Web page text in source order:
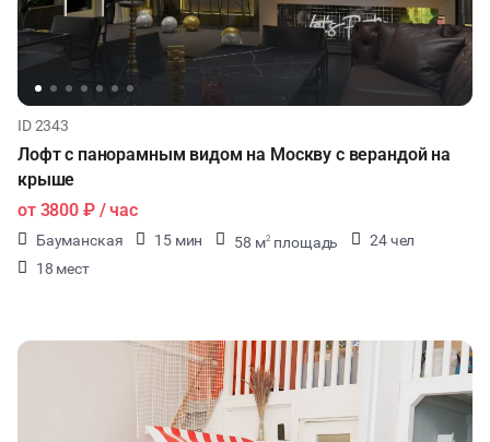
ID 2343
Лофт с панорамным видом на Москву с верандой на
крыше
от 3800 ₽/ час
Бауманская 15 мин 58 м2 площадь
24 чел
18 мест